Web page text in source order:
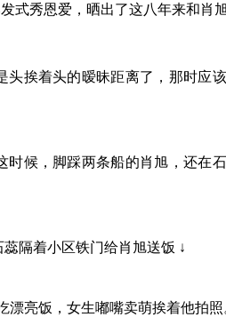
式秀恩爱，晒出了这八年来和肖
头挨着头的暧昧距离了，那时应
时候，脚踩两条船的肖旭，还在
隔着小区铁门给肖旭送饭 ↓
漂亮饭，女生嘟嘴卖萌挨着他拍照